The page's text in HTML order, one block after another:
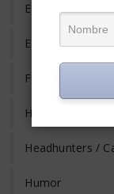
Evaluación del
Eventos y
Formación y
Habilidades
Headhunters /
Humor